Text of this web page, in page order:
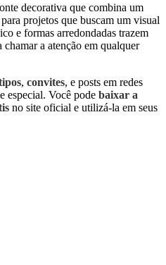
decorativa que combina um
projetos que buscam um visual
e formas arredondadas trazem
a atenção em qualquer
, convites, e posts em redes
especial. Você pode baixar a
no site oficial e utilizá-la em seus